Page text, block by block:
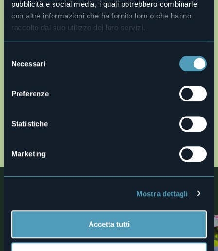
pubblicità e social media, i quali potrebbero combinarle
con altre informazioni che ha fornito loro o che hanno
raccolto dal suo utilizzo dei loro servizi.
delNecessari
Preferenze
Statistiche
Marketing
Mostra dettagli
Accetta tutti
Parzialmente nuvoloso
28824 - Oggebbio (VB)
0
Trekking
Ville e Giardini